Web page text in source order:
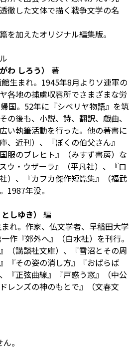
徹した文体で描く戦争文学の名
を加えたオリジナル編集版。
わ しろう）
著
生まれ。1945年8月よりソ連軍の
各地の捕虜収容所でさまざまな労
国。52年に『シベリヤ物語』を筑
の後も、小説、詩、翻訳、戯曲、
い執筆活動を行った。他の著書に
、近刊）、『ぼくの伯父さん』
服のブレヒト』（みすず書房）な
ウ・ウザーラ』（平凡社）、『ロ
）、『カフカ傑作短篇集』（福武
1987年没。
しゆき）
編
れ。作家、仏文学者、早稲田大学
作『郊外へ』（白水社）を刊行。
（講談社文庫）、『雪沼とその周
『その姿の消し方』『おぱらば
『正弦曲線』『戸惑う窓』（中公
レンズの神のもとで』（文春文
。